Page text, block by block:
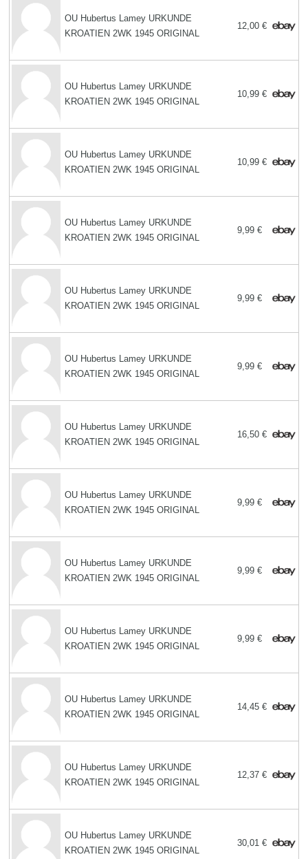
OU Hubertus Lamey URKUNDE
KROATIEN 2WK 1945 ORIGINAL
12,00 €
OU Hubertus Lamey URKUNDE
KROATIEN 2WK 1945 ORIGINAL
10,99 €
OU Hubertus Lamey URKUNDE
KROATIEN 2WK 1945 ORIGINAL
10,99 €
OU Hubertus Lamey URKUNDE
KROATIEN 2WK 1945 ORIGINAL
9,99 €
OU Hubertus Lamey URKUNDE
KROATIEN 2WK 1945 ORIGINAL
9,99 €
OU Hubertus Lamey URKUNDE
KROATIEN 2WK 1945 ORIGINAL
9,99 €
OU Hubertus Lamey URKUNDE
KROATIEN 2WK 1945 ORIGINAL
16,50 €
OU Hubertus Lamey URKUNDE
KROATIEN 2WK 1945 ORIGINAL
9,99 €
OU Hubertus Lamey URKUNDE
KROATIEN 2WK 1945 ORIGINAL
9,99 €
OU Hubertus Lamey URKUNDE
KROATIEN 2WK 1945 ORIGINAL
9,99 €
OU Hubertus Lamey URKUNDE
KROATIEN 2WK 1945 ORIGINAL
14,45 €
OU Hubertus Lamey URKUNDE
KROATIEN 2WK 1945 ORIGINAL
12,37 €
OU Hubertus Lamey URKUNDE
KROATIEN 2WK 1945 ORIGINAL
30,01 €